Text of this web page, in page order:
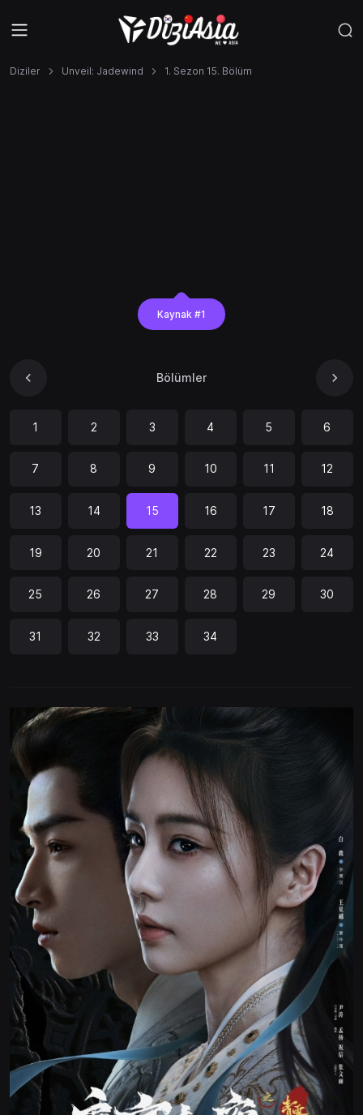
Diziler Unveil: Jadewind 1. Sezon 15. Bölüm
Kaynak #1
Bölümler
1 2 3 4 5 6
7 8 9 10 11 12
13 14 15 16 17 18
19 20 21 22 23 24
25 26 27 28 29 30
31 32 33 34